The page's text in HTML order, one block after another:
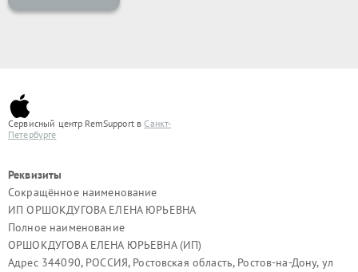
Сервисный центр RemSupport вСанкт-
Петербурге
Реквизиты
Сокращённое наименование
ИП ОРШОКДУГОВА ЕЛЕНА ЮРЬЕВНА
Полное наименование
ОРШОКДУГОВА ЕЛЕНА ЮРЬЕВНА (ИП)
Адрес 344090, РОССИЯ, Ростовская область, Ростов-на-Дону, ул